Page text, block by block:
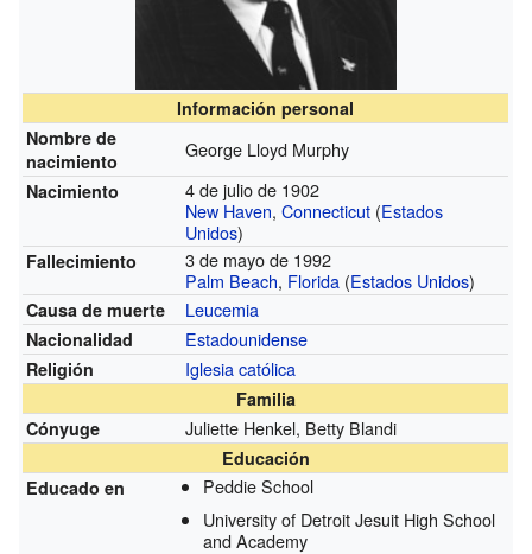
Información personal
Nombre de
nacimiento
George Lloyd Murphy
Nacimiento
4 de julio de 1902
New Haven,Connecticut (Estados
Unidos)
Fallecimiento
3 de mayo de 1992
Palm Beach, Florida (Estados Unidos)
Causa de muerte Leucemia
Nacionalidad Estadounidense
Religión Iglesia católica
Familia
Cónyuge
Juliette Henkel, Betty Blandi
Educación
Educado en
Peddie School
University of Detroit Jesuit High School
and Academy